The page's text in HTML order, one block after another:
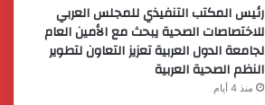
رئيس المكتب التنفيذي للمجلس العربي
للاختصاصات الصحية يبحث مع الأمين العام
لجامعة الدول العربية تعزيز التعاون لتطوير
النظم الصحية العربية
منذ 4 أيام